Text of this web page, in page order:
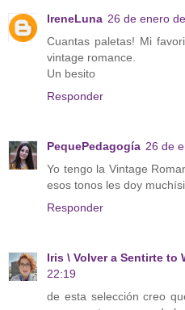
IreneLuna 26 de enero
Cuantas paletas! Mi
vintage romance.
Un besito
Responder
PequePedagogía 26 de
Yo tengo la Vintage
esos tonos les doy
Responder
Iris \ Volver a Sentirte to
22:19
de esta selección creo